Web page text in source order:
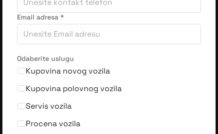
Email adresa *
Odaberite uslugu
Kupovina novog vozila
Kupovina polovnog vozila
Servis vozila
Procena vozila